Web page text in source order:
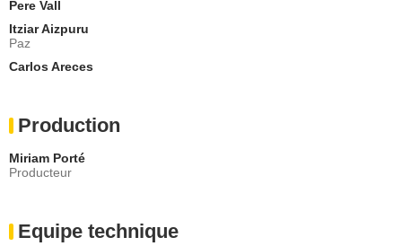
Pere Vall
Itziar Aizpuru
Paz
Carlos Areces
Production
Miriam Porté
Producteur
Equipe technique